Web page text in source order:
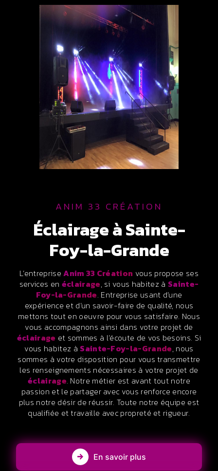
ANIM 33 CRÉATION
éclairage à Sainte-
Foy-la-Grande
L’entrepriseAnim 33 Création vous propose ses
services en éclairage, si vous habitez à Sainte-
Foy-la-Grande. Entreprise usant d’une
expérience et d’un savoir-faire de qualité, nous
mettons tout en oeuvre pour vous satisfaire. Nous
vous accompagnons ainsi dans votre projet de
éclairage et sommes à l’écoute de vos besoins. Si
vous habitez à Sainte-Foy-la-Grande, nous
sommes à votre disposition pour vous transmettre
les renseignements nécessaires à votre projet de
éclairage. Notre métier est avant tout notre
passion et le partager avec vous renforce encore
plus notre désir de réussir. Toute notre équipe est
qualifiée et travaille avec propreté et rigueur.
En savoir plus